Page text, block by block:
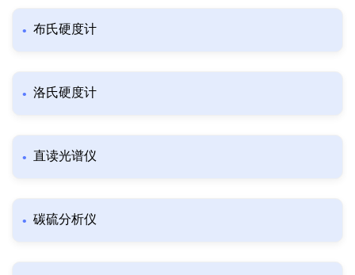
布氏硬度计
洛氏硬度计
直读光谱仪
碳硫分析仪